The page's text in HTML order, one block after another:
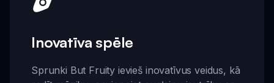
Inovatīva spēle
Sprunki But Fruity ievieš inovatīvus veidus, kā